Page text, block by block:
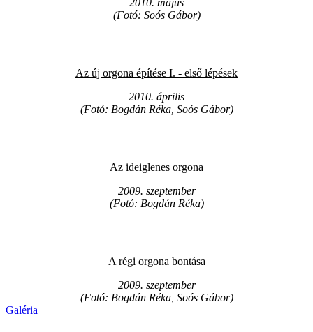
2010. május
(Fotó: Soós Gábor)
Az új orgona építése I. - első lépések
2010. április
(Fotó: Bogdán Réka, Soós Gábor)
Az ideiglenes orgona
2009. szeptember
(Fotó: Bogdán Réka)
A régi orgona bontása
2009. szeptember
(Fotó: Bogdán Réka, Soós Gábor)
Galéria